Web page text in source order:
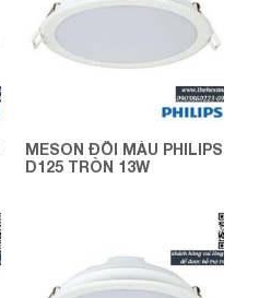
MESON ĐỔI MÀU PHILIPS
D125 TRÒN 13W